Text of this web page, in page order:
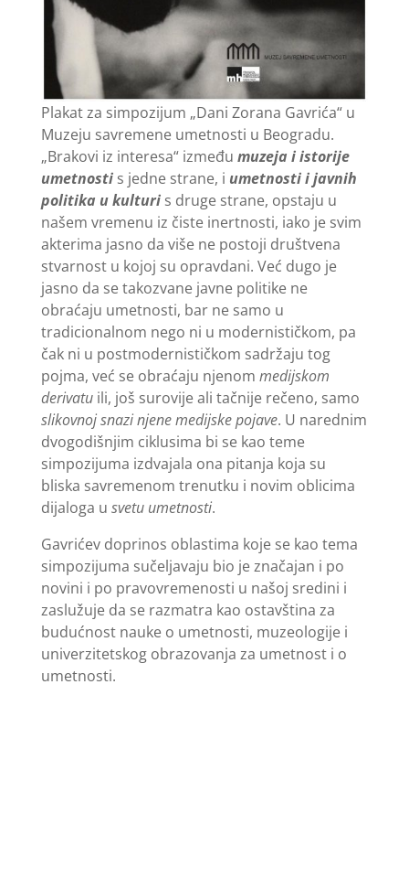
Plakat za simpozijum „Dani Zorana Gavrića“ u
Muzeju savremene umetnosti u Beogradu.
„Brakovi iz interesa“ između muzeja i istorije
umetnosti s jedne strane, i umetnosti i javnih
politika u kulturis druge strane, opstaju u
našem vremenu iz čiste inertnosti, iako je svim
akterima jasno da više ne postoji društvena
stvarnost u kojoj su opravdani. Već dugo je
jasno da se takozvane javne politike ne
obraćaju umetnosti, bar ne samo u
tradicionalnom nego ni u modernističkom, pa
čak ni u postmodernističkom sadržaju tog
pojma, već se obraćaju njenom medijskom
derivatu ili, još surovije ali tačnije rečeno, samo
slikovnoj snazi njene medijske pojave. U narednim
dvogodišnjim ciklusima bi se kao teme
simpozijuma izdvajala ona pitanja koja su
bliska savremenom trenutku i novim oblicima
dijaloga u svetu umetnosti.
Gavrićev doprinos oblastima koje se kao tema
simpozijuma sučeljavaju bio je značajan i po
novini i po pravovremenosti u našoj sredini i
zaslužuje da se razmatra kao ostavština za
budućnost nauke o umetnosti, muzeologije i
univerzitetskog obrazovanja za umetnost i o
umetnosti.